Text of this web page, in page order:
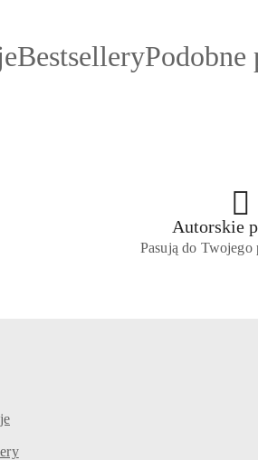
Produkty
BestselleryProdukty
Autorskie
Pasują do Twojego